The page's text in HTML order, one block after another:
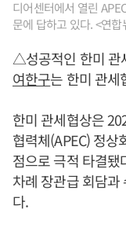
디어센터에서 열린
문에 답하고 있다. <연합
△성공적인 한미 관
여한구는 한미 관세
한미 관세협상은
협력체(APEC) 정
점으로 극적 타결
차례 장관급 회담과
다.